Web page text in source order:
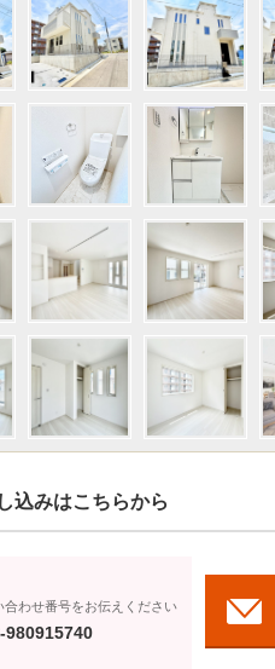
込みはこちらから
合わせ番号をお伝えください
980915740